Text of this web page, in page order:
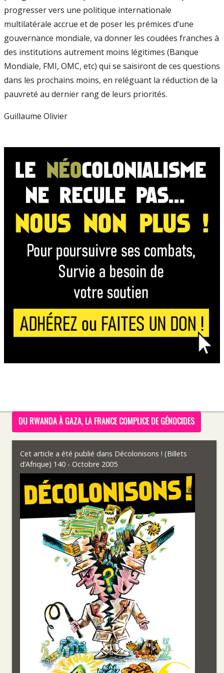
progresser vers une politique internationale
multilatérale accrue et de poser les prémices d’une
gouvernance mondiale, va donner les coudées franches à
des institutions autrement moins légitimes (Banque
Mondiale, FMI, OMC, etc) qui se saisiront de ces questions
dans les prochains moins, en reléguant la réduction de la
pauvreté au dernier rang de leurs priorités.
Guillaume Olivier
DU RWANDA À GAZA, LA FRANCE COMPLICE DE GÉNOCIDES
Cet article a été publié dans Décolonisons ! (Billets
d’Afrique) 140 - Octobre 2005